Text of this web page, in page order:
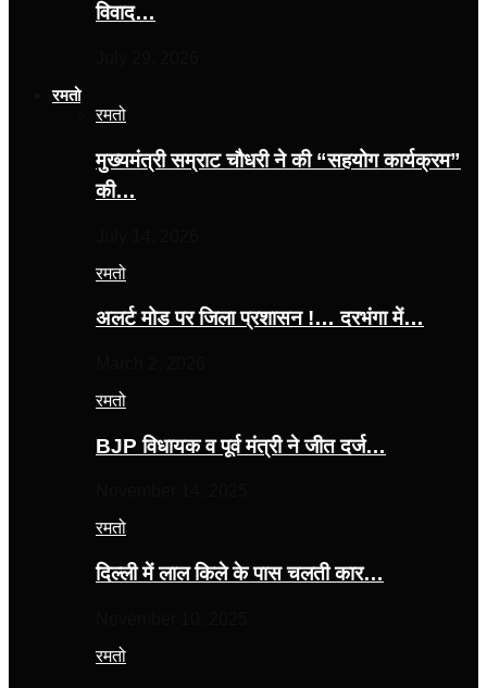
विवाद…
रमतो
रमतो
मुख्यमंत्री सम्राट चौधरी ने की “सहयोग कार्यक्रम”
की…
रमतो
अलर्ट मोड पर जिला प्रशासन !… दरभंगा में…
रमतो
BJP विधायक व पूर्व मंत्री ने जीत दर्ज…
रमतो
दिल्ली में लाल किले के पास चलती कार…
रमतो